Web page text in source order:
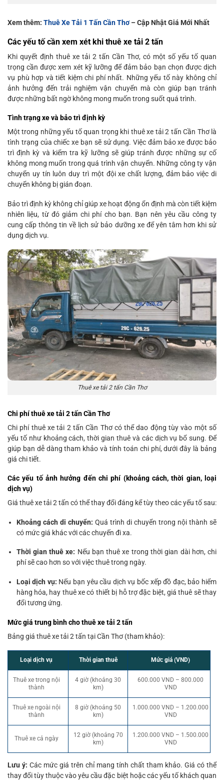
Xem thêm: Thuê Xe Tải 1 Tấn Cần Thơ– Cập Nhật Giá Mới Nhất
Các yếu tố cần xem xét khi thuê xe tải 2 tấn
Khi quyết định thuê xe tải 2 tấn Cần Thơ, có một số yếu tố quan
trọng cần được xem xét kỹ lưỡng để đảm bảo bạn chọn được dịch
vụ phù hợp và tiết kiệm chi phí nhất. Những yếu tố này không chỉ
ảnh hưởng đến trải nghiệm vận chuyển mà còn giúp bạn tránh
được những bất ngờ không mong muốn trong suốt quá trình.
Tình trạng xe và bảo trì định kỳ
Một trong những yếu tố quan trọng khi thuê xe tải 2 tấn Cần Thơ là
tình trạng của chiếc xe bạn sẽ sử dụng. Việc đảm bảo xe được bảo
trì định kỳ và kiểm tra kỹ lưỡng sẽ giúp tránh được những sự cố
không mong muốn trong quá trình vận chuyển. Những công ty vận
chuyển uy tín luôn duy trì một đội xe chất lượng, đảm bảo việc di
chuyển không bị gián đoạn.
Bảo trì định kỳ không chỉ giúp xe hoạt động ổn định mà còn tiết kiệm
nhiên liệu, từ đó giảm chi phí cho bạn. Bạn nên yêu cầu công ty
cung cấp thông tin về lịch sử bảo dưỡng xe để yên tâm hơn khi sử
dụng dịch vụ.
Thuê xe tải 2 tấn Cần Thơ
Chi phí thuê xe tải 2 tấn Cần Thơ
Chi phí thuê xe tải 2 tấn Cần Thơ có thể dao động tùy vào một số
yếu tố như khoảng cách, thời gian thuê và các dịch vụ bổ sung. Để
giúp bạn dễ dàng tham khảo và tính toán chi phí, dưới đây là bảng
giá chi tiết.
Các yếu tố ảnh hưởng đến chi phí (khoảng cách, thời gian, loại
dịch vụ)
Giá thuê xe tải 2 tấn có thể thay đổi đáng kể tùy theo các yếu tố sau:
Khoảng cách di chuyển: Quá trình di chuyển trong nội thành sẽ
có mức giá khác với các chuyến đi xa.
Thời gian thuê xe: Nếu bạn thuê xe trong thời gian dài hơn, chi
phí sẽ cao hơn so với việc thuê trong ngày.
Loại dịch vụ: Nếu bạn yêu cầu dịch vụ bốc xếp đồ đạc, bảo hiểm
hàng hóa, hay thuê xe có thiết bị hỗ trợ đặc biệt, giá thuê sẽ thay
đổi tương ứng.
Mức giá trung bình cho thuê xe tải 2 tấn
Bảng giá thuê xe tải 2 tấn tại Cần Thơ (tham khảo):
Loại dịch vụ Thời gian thuê Mức giá (VND)
Thuê xe trong nội
thành
4 giờ (khoảng 30
km)
600.000 VND – 800.000
VND
Thuê xe ngoài nội
thành
8 giờ (khoảng 50
km)
1.000.000 VND – 1.200.000
VND
Thuê xe cả ngày
12 giờ (khoảng 70
km)
1.200.000 VND – 1.500.000
VND
Lưu ý: Các mức giá trên chỉ mang tính chất tham khảo. Giá có thể
thay đổi tùy thuộc vào yêu cầu đặc biệt hoặc các yếu tố khách quan